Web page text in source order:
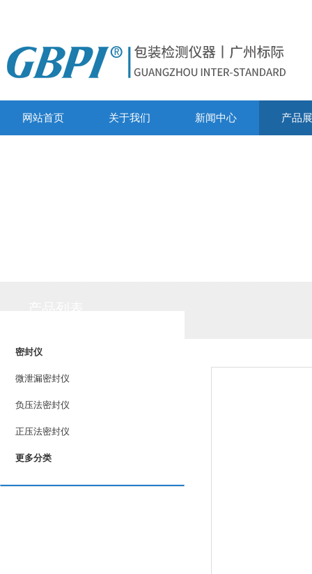
网站首页 关于我们 新闻中心 产品
密封仪
微泄漏密封仪
负压法密封仪
正压法密封仪
更多分类